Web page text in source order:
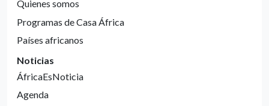
Quienes somos
Programas de Casa África
Países africanos
Noticias
ÁfricaEsNoticia
Agenda